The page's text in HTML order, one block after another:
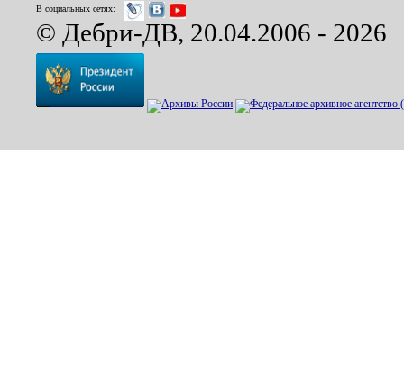
В социальных сетях:
© Дебри-ДВ, 20.04.2006 - 2026